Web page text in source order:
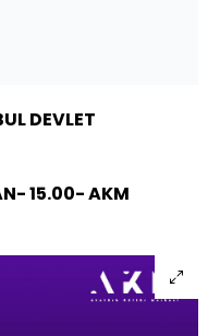
DEVLET
15.00- AKM